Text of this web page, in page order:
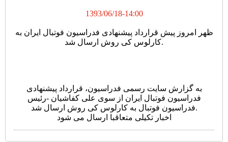
1393/06/18-14:00
ظهر امروز پیش قرارداد پیشنهادی فدراسیون فوتبال ایران به
کارلوس کی روش ارسال شد.
به گزارش سایت رسمی فدراسیون، قرارداد پیشنهادی
فدراسیون فوتبال ایران از سوی علی کفاشیان -رئیس
فدراسیون فوتبال به کارلوس کی روش ارسال شد.
اخبار تکیلی متعاقبا ارسال می شود